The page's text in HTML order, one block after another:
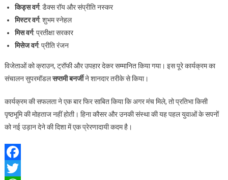
किड्स वर्ग: डैक्स रॉय और संप्रीति नस्कर
मिस्टर वर्ग: शुभम स्नेहल
मिस वर्ग: प्रतीक्षा सरकार
मिसेज वर्ग: प्रीति रंजन
विजेताओं को क्राउन, ट्रॉफी और उपहार देकर सम्मानित किया गया। इस पूरे कार्यक्रम का
संचालन सुपरमॉडलसप्तमी बनर्जीने शानदार तरीके से किया।
कार्यक्रम की सफलता ने एक बार फिर साबित किया कि अगर मंच मिले, तो प्रतिभा किसी
पृष्ठभूमि की मोहताज नहीं होती। हिना कौसर और उनकी संस्था की यह पहल युवाओं के सपनों
को नई उड़ान देने की दिशा में एक प्रेरणादायी कदम है।
Facebook